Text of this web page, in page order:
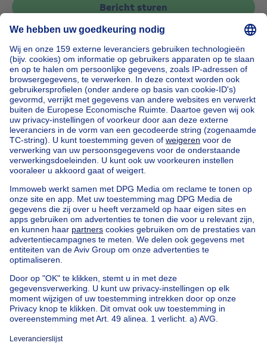
Bericht sturen
Home België
Vlaams Brabant (provincie)
Halle-Vilvoorde (arrondissement)
Kopen uw appartement in Drogenbos
Onze huizen buiten BelgiëHuis te koop Frankrijk
Huis te koop Spanje
Huis te koop Italië
Huis te koop Luxemburg
Huis te koop Nederland
Goedkoop vastgoedGoedkoop huis te koop
Goedkope appartementen te huur
Onze huurwoningen met slaapkamers
Appartement te koop met 3 slaapkamers Oostende
Huis te koop met 3 slaapkamers Stene
Huis te koop met 3 slaapkamers Deurne
Immoweb